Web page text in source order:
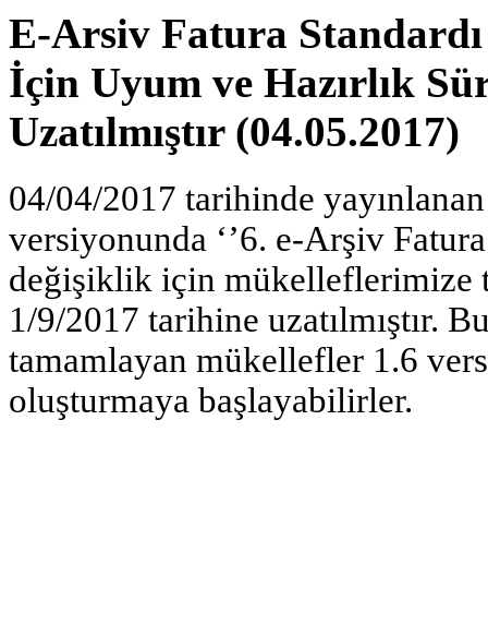
E-Arsiv Fatura
İçin Uyum ve Hazırlık
Uzatılmıştır (04.05.2017)
04/04/2017 tarihinde
versiyonunda ‘’6. e-Arşiv
değişiklik için mükelleflerimize
1/9/2017 tarihine uzatılmıştır.
tamamlayan mükellefler 1.6
oluşturmaya başlayabilirler.